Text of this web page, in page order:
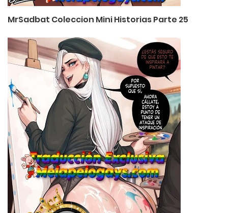
MrSadbat Coleccion Mini Historias Parte 25